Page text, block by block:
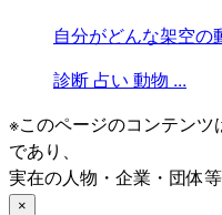
自分がどんな架空の
診断 占い 動物 ...
※このページのコンテン
であり、
実在の人物・企業・団体
×